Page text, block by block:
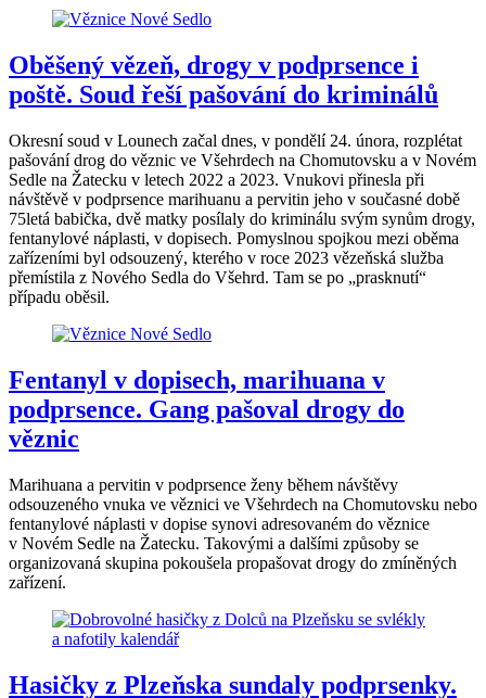
Oběšený vězeň, drogy v podprsence i
poště. Soud řeší pašování do kriminálů
Okresní soud v Lounech začal dnes, v pondělí 24. února, rozplétat
pašování drog do věznic ve Všehrdech na Chomutovsku a v Novém
Sedle na Žatecku v letech 2022 a 2023. Vnukovi přinesla při
návštěvě v podprsence marihuanu a pervitin jeho v současné době
75letá babička, dvě matky posílaly do kriminálu svým synům drogy,
fentanylové náplasti, v dopisech. Pomyslnou spojkou mezi oběma
zařízeními byl odsouzený, kterého v roce 2023 vězeňská služba
přemístila z Nového Sedla do Všehrd. Tam se po „prasknutí“
případu oběsil.
Fentanyl v dopisech, marihuana v
podprsence. Gang pašoval drogy do
věznic
Marihuana a pervitin v podprsence ženy během návštěvy
odsouzeného vnuka ve věznici ve Všehrdech na Chomutovsku nebo
fentanylové náplasti v dopise synovi adresovaném do věznice
v Novém Sedle na Žatecku. Takovými a dalšími způsoby se
organizovaná skupina pokoušela propašovat drogy do zmíněných
zařízení.
Hasičky z Plzeňska sundaly podprsenky.